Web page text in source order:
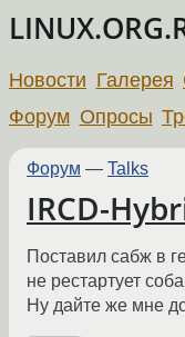
Новости Галерея
Форум Опросы
Форум — Talks
IRCD-
Поставил сабж в
не рестартует
Ну дайте же мне